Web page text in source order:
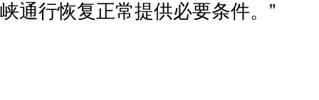
峡通行恢复正常提供必要条件。”